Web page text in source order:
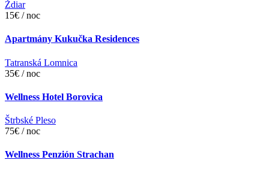
Ždiar
15€ / noc
Apartmány Kukučka Residences
Tatranská Lomnica
35€ / noc
Wellness Hotel Borovica
Štrbské Pleso
75€ / noc
Wellness Penzión Strachan